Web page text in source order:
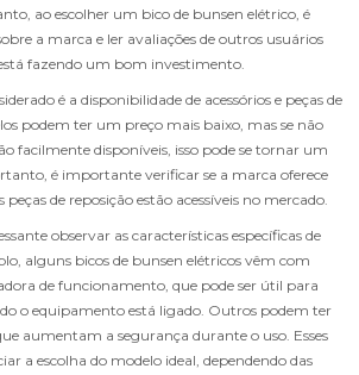
ao escolher um bico de bunsen elétrico, é
a marca e ler avaliações de outros usuários
fazendo um bom investimento.
é a disponibilidade de acessórios e peças de
podem ter um preço mais baixo, mas se não
facilmente disponíveis, isso pode se tornar um
é importante verificar se a marca oferece
peças de reposição estão acessíveis no mercado.
observar as características específicas de
alguns bicos de bunsen elétricos vêm com
de funcionamento, que pode ser útil para
o equipamento está ligado. Outros podem ter
aumentam a segurança durante o uso. Esses
a escolha do modelo ideal, dependendo das